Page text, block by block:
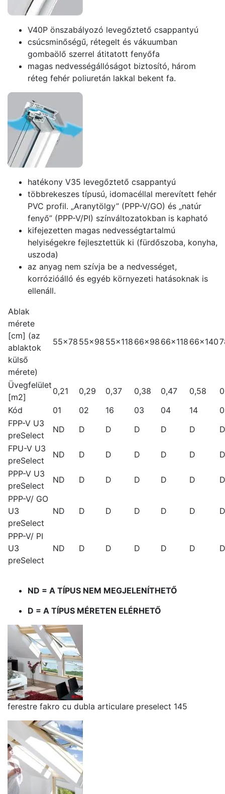
V40P önszabályozó levegőztető csappantyú
csúcsminőségű, rétegelt és vákuumban
gombaölő szerrel átitatott fenyőfa
magas nedvességállóságot biztosító, három
réteg fehér poliuretán lakkal bekent fa.
hatékony V35 levegőztető csappantyú
többrekeszes típusú, idomacéllal merevített fehér
PVC profil. „Aranytölgy” (PPP-V/GO) és „natúr
fenyő” (PPP-V/PI) színváltozatokban is kapható
kifejezetten magas nedvességtartalmú
helyiségekre fejlesztettük ki (fürdőszoba, konyha,
uszoda)
az anyag nem szívja be a nedvességet,
korrózióálló és egyéb környezeti hatásoknak is
ellenáll.
Ablak
mérete
[cm] (az
ablaktok
külső
mérete)
55x78 55x98 55x118 66x98 66x118 66x140
Üvegfelület
[m2]
0,21 0,29 0,37 0,38 0,47 0,58
Kód
01 02 16 03 04 14
FPP-V U3
preSelect
ND D D D D D
D
FPU-V U3
preSelect
ND D D D D D
D
PPP-V U3
preSelect
ND D D D D D
D
PPP-V/ GO
U3
preSelect
ND D D D D D D
PPP-V/ PI
U3
preSelect
ND D D D D D D
ND = A TÍPUS NEM MEGJELENÍTHETŐ
D = A TÍPUS MÉRETEN ELÉRHETŐ
ferestre fakro cu dubla articulare preselect 145